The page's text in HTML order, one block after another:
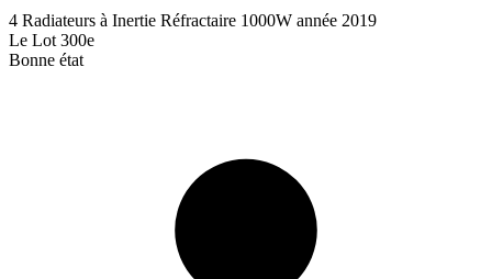
4 Radiateurs à Inertie Réfractaire 1000W année 2019
Le Lot 300e
Bonne état